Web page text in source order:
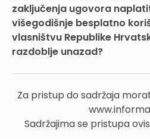
zaključenja ugovora
višegodišnje besplatno
vlasništvu Republike
razdoblje unazad?
Za pristup do sadržaja
Sadržajima se pristupa